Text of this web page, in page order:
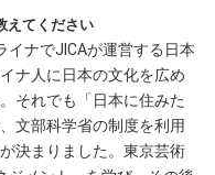
えてください
イナでJICAが運営する日本
ナ人に日本の文化を広め
それでも「日本に住みた
文部科学省の制度を利用
決まりました。東京芸術